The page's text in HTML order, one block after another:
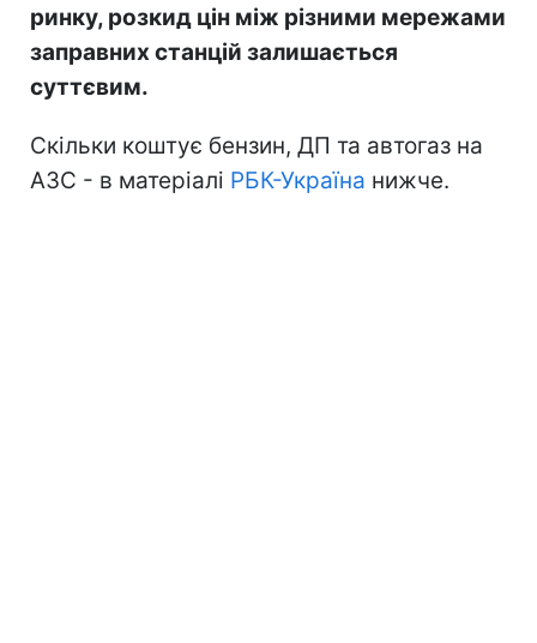
ринку, розкид цін між різними мережами
заправних станцій залишається
суттєвим.
Скільки коштує бензин, ДП та автогаз на
АЗС - в матеріалі РБК-Україна нижче.